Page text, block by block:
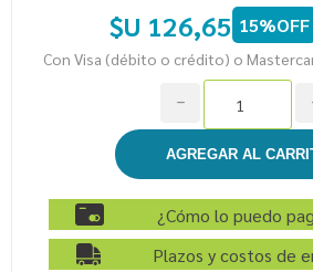
$U 126,65 15%OFF
Con Visa (débito o crédito) o
h
¿Cómo lo puedo
Plazos y costos de